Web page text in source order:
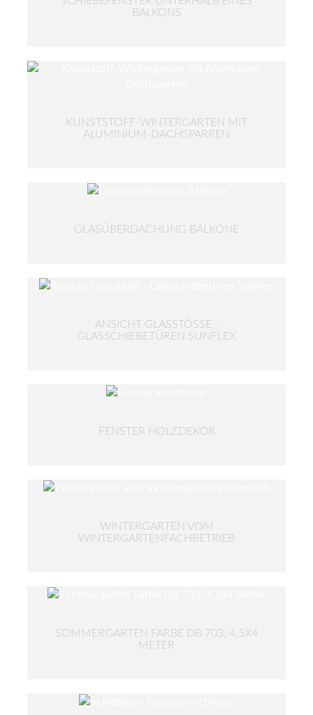
BALKONS
KUNSTSTOFF-WINTERGARTEN MIT
ALUMINIUM-DACHSPARREN
GLASÜBERDACHUNG BALKONE
ANSICHT GLASSTÖSSE - G
LASSCHIEBETÜREN SUNFLEX
FENSTER HOLZDEKOR
WINTERGARTEN VOM
WINTERGARTENFACHBETRIEB
SOMMERGARTEN FARBE DB 703, 4,5X4
METER